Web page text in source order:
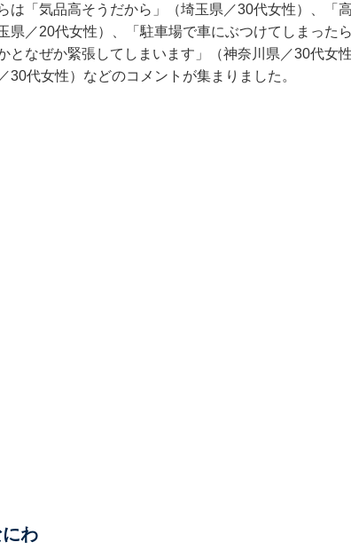
は「気品高そうだから」（埼玉県／30代女性）、「
県／20代女性）、「駐車場で車にぶつけてしまった
となぜか緊張してしまいます」（神奈川県／30代女
30代女性）などのコメントが集まりました。
わ